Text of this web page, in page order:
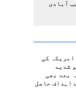
آبادی
امریکہ کی
شدید
بعد بھی
اہداف حاصل